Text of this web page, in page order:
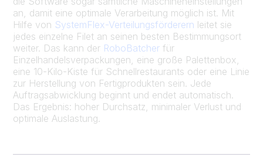
an, damit eine optimale Verarbeitung möglich ist. Mit
Hilfe von SystemFlex-Verteilungsförderern leitet sie
jedes einzelne Filet an seinen besten Bestimmungsort
weiter. Das kann der RoboBatcher für
Einzelhandelsverpackungen, eine große Palettenbox,
eine 10-Kilo-Kiste für Schnellrestaurants oder eine Linie
zur Herstellung von Fertigprodukten sein. Jede
Auftragsabwicklung beginnt und endet automatisch.
Das Ergebnis: hoher Durchsatz, minimaler Verlust und
optimale Auslastung.